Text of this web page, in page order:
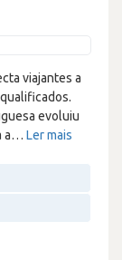
viajantes a
evoluiu
a… Ler mais